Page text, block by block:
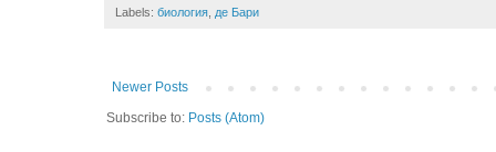
Labels: биология, де Бари
Newer Posts
Subscribe to: Posts (Atom)